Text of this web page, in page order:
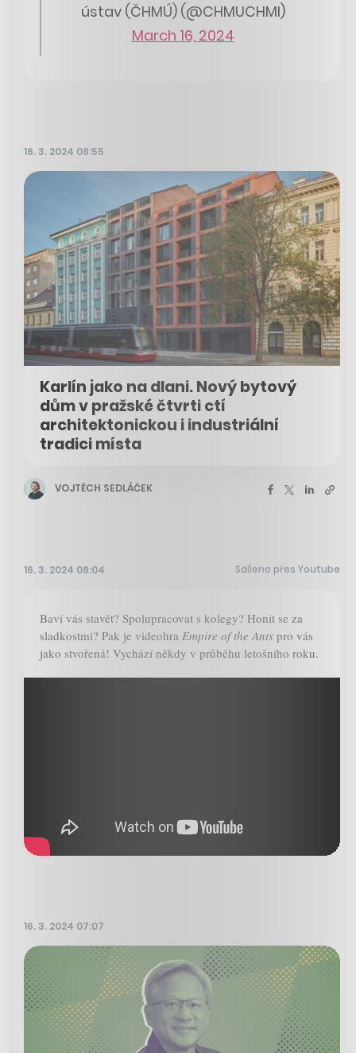
ústav (ČHMÚ) (@CHMUCHMI)
March 16, 2024
16. 3. 2024 08:55
Karlín jako na dlani. Nový bytový
dům v pražské čtvrti ctí
architektonickou i industriální
tradici místa
VOJTĚCH SEDLÁČEK
16. 3. 2024 08:04 Sdíleno přes Youtube
Baví vás stavět? Spolupracovat s kolegy? Honit se za
sladkostmi? Pak je videohra Empire of the Ants pro vás
jako stvořená! Vychází někdy v průběhu letošního roku.
16. 3. 2024 07:07